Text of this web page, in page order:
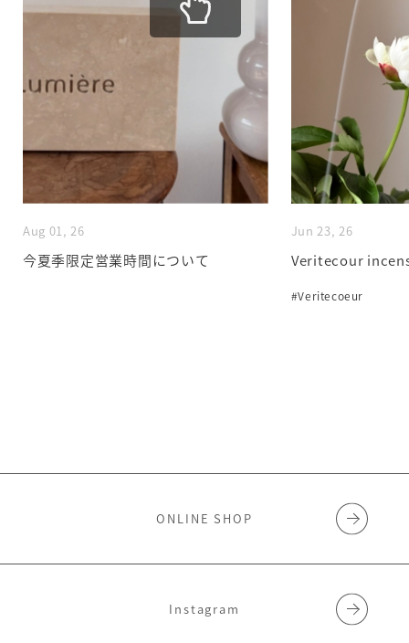
Aug 01, 26
今夏季限定営業時間について
Jun 23, 26
Veritecour
#Veritecoeur
ONLINE SHOP
Instagram